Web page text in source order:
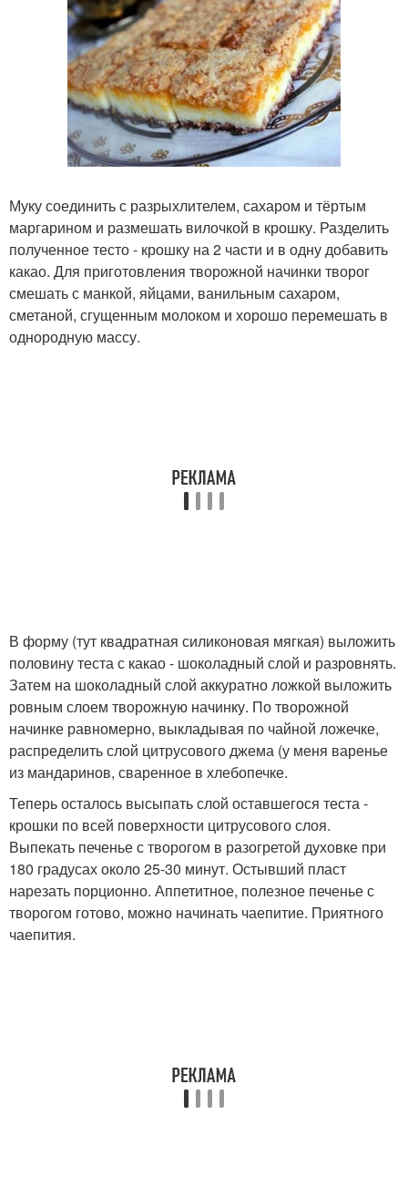
Муку соединить с разрыхлителем, сахаром и тёртым
маргарином и размешать вилочкой в крошку. Разделить
полученное тесто - крошку на 2 части и в одну добавить
какао. Для приготовления творожной начинки творог
смешать с манкой, яйцами, ванильным сахаром,
сметаной, сгущенным молоком и хорошо перемешать в
однородную массу.
В форму (тут квадратная силиконовая мягкая) выложить
половину теста с какао - шоколадный слой и разровнять.
Затем на шоколадный слой аккуратно ложкой выложить
ровным слоем творожную начинку. По творожной
начинке равномерно, выкладывая по чайной ложечке,
распределить слой цитрусового джема (у меня варенье
из мандаринов, сваренное в хлебопечке.
Теперь осталось высыпать слой оставшегося теста -
крошки по всей поверхности цитрусового слоя.
Выпекать печенье с творогом в разогретой духовке при
180 градусах около 25-30 минут. Остывший пласт
нарезать порционно. Аппетитное, полезное печенье с
творогом готово, можно начинать чаепитие. Приятного
чаепития.